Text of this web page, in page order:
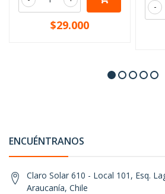
$29.000
-
ENCUÉNTRANOS
Claro Solar 610 - Local 101, Esq.
Araucanía, Chile